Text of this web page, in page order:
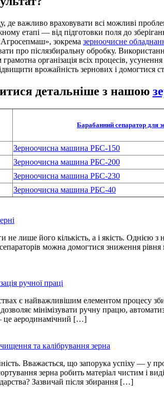
де важливо враховувати всі можливі
етапі — від підготовки поля до
зокрема зерноочисне
про післязбиральну обробку.
організація всіх процесів,
врожайність зернових і домогтися
детальніше з нашою
Барабанний сепаратор для
Зерноочисна машина РБС-150
Зерноочисна машина РБС-200
Зерноочисна машина РБС-230
Зерноочисна машина РБС-40
лише його кількість, а і якість. Однією з
можна домогтися зниження
ручної праці
є найважливішим елементом процесу
мінімізувати ручну працю,
це аеродинамічний […]
та калібрування зерна
Вважається, що запорука успіху — у
зерна робить матеріал чистим і
Зазвичай після збирання […]